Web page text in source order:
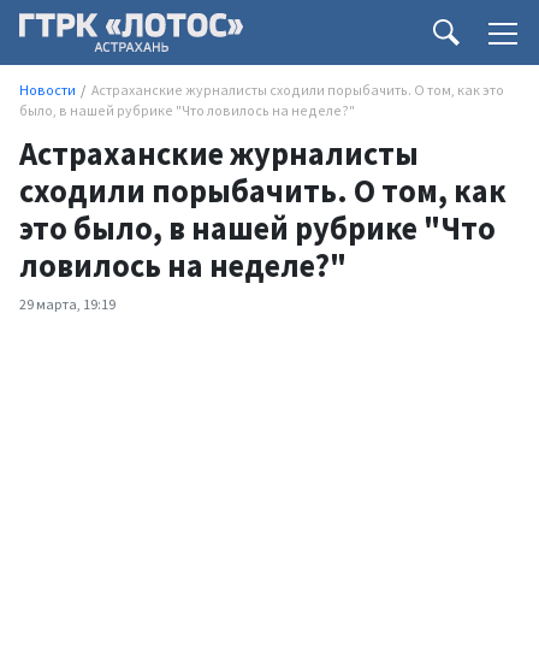
Новости
Астраханские журналисты сходили порыбачить. О том, как это
было, в нашей рубрике "Что ловилось на неделе?"
Астраханские журналисты
сходили порыбачить. О том, как
это было, в нашей рубрике "Что
ловилось на неделе?"
29 марта, 19:19